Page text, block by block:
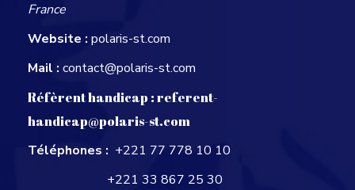
France
Website : polaris-st.com
Mail : contact@polaris-st.com
Réfèrent handicap :referent-
handicap@polaris-st.com
Téléphones : +221 77 778 10 10
+221 33 867 25 30